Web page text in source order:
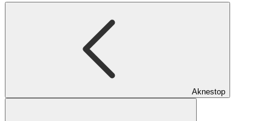
Aknestop